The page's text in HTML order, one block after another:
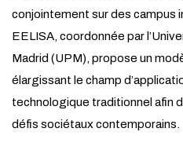
conjointement sur des campus
EELISA, coordonnée par
Madrid (UPM), propose un
élargissant le champ
technologique traditionnel afin
défis sociétaux contemporains.